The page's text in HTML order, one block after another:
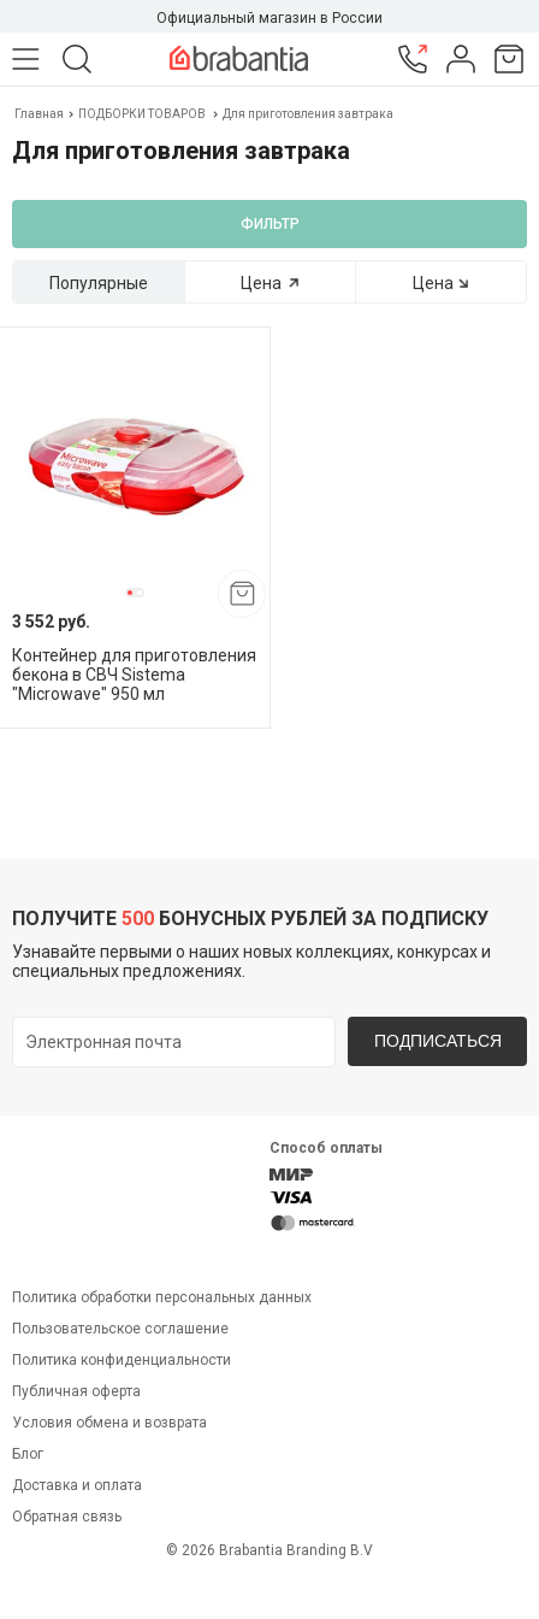
Официальный магазин в России
Главная ПОДБОРКИ ТОВАРОВ Для приготовления завтрака
Для приготовления завтрака
ФИЛЬТР
Популярные Цена Цена
3 552 руб.
Контейнер для приготовления
бекона в СВЧ Sistema
"Microwave" 950 мл
ПОЛУЧИТЕ 500 БОНУСНЫХ РУБЛЕЙ ЗА ПОДПИСКУ
Узнавайте первыми о наших новых коллекциях, конкурсах и
специальных предложениях.
ПОДПИСАТЬСЯ
Способ оплаты
Политика обработки персональных данных
Пользовательское соглашение
Политика конфиденциальности
Публичная оферта
Условия обмена и возврата
Блог
Доставка и оплата
Обратная связь
© 2026 Brabantia Branding B.V